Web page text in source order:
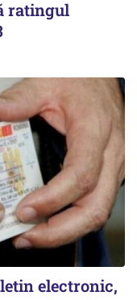
ratingul
electronic,